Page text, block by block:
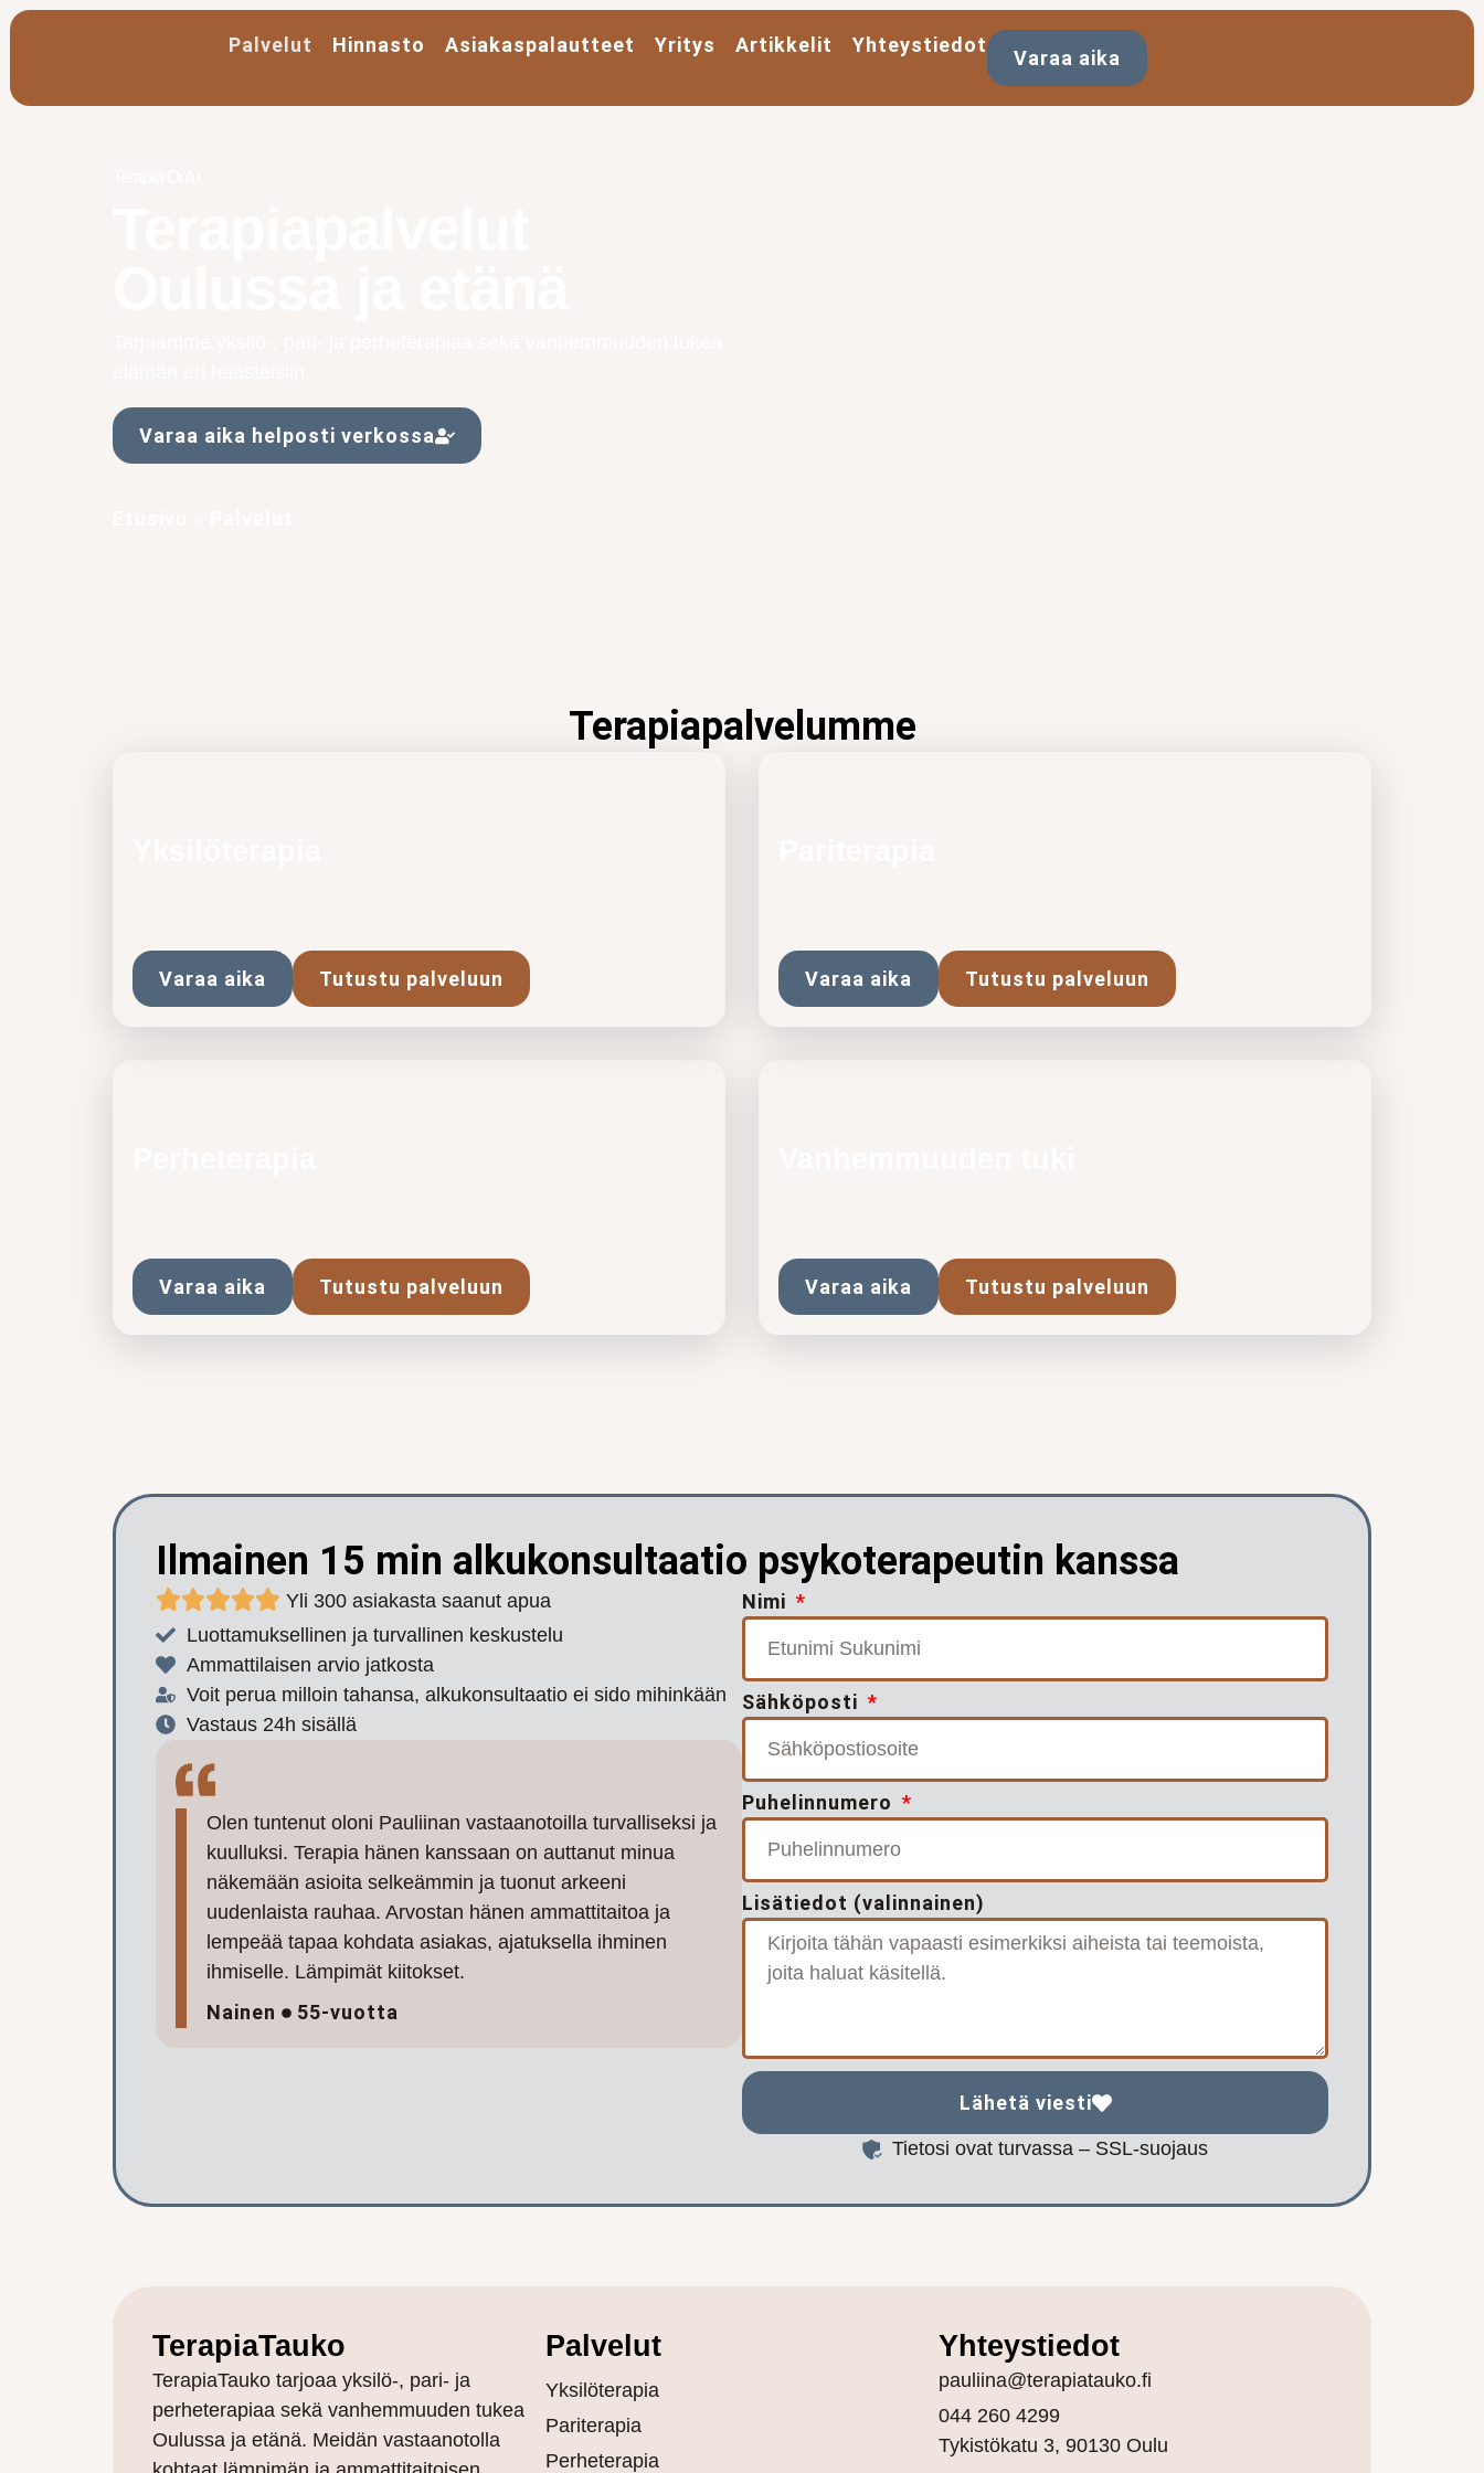
Palvelut Hinnasto Asiakaspalautteet Yritys Artikkelit Yhteystiedot
Varaa aika
Varaa aika helposti verkossa
Terapiapalvelumme
Varaa aika Tutustu palveluun Varaa aika Tutustu palveluun
Varaa aika Tutustu palveluun Varaa aika Tutustu palveluun
Ilmainen 15 min alkukonsultaatio psykoterapeutin kanssa
Yli 300 asiakasta saanut apua
Luottamuksellinen ja turvallinen keskustelu
Ammattilaisen arvio jatkosta
Voit perua milloin tahansa, alkukonsultaatio ei sido mihinkään
Vastaus 24h sisällä
Olen tuntenut oloni Pauliinan vastaanotoilla turvalliseksi ja
kuulluksi. Terapia hänen kanssaan on auttanut minua
näkemään asioita selkeämmin ja tuonut arkeeni
uudenlaista rauhaa. Arvostan hänen ammattitaitoa ja
lempeää tapaa kohdata asiakas, ajatuksella ihminen
ihmiselle. Lämpimät kiitokset.
Nainen 55-vuotta
Nimi
Sähköposti
Puhelinnumero
Lisätiedot (valinnainen)
Lähetä viesti
Tietosi ovat turvassa – SSL-suojaus
TerapiaTauko
TerapiaTauko tarjoaa yksilö-, pari- ja
perheterapiaa sekä vanhemmuuden tukea
Oulussa ja etänä. Meidän vastaanotolla
Palvelut
Yksilöterapia
Pariterapia
Perheterapia
Yhteystiedot
pauliina@terapiatauko.fi
044 260 4299
Tykistökatu 3, 90130 Oulu